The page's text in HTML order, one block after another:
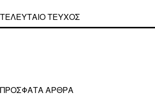
ΤΕΛΕΥΤΑΙΟ ΤΕΥΧΟΣ
ΠΡΌΣΦΑΤΑ ΆΡΘΡΑ